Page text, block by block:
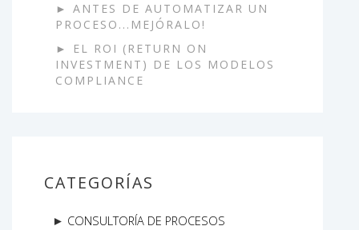
ANTES DE AUTOMATIZAR UN
PROCESO...MEJÓRALO!
EL ROI (RETURN ON
INVESTMENT) DE LOS MODELOS
COMPLIANCE
CATEGORÍAS
CONSULTORÍA DE PROCESOS